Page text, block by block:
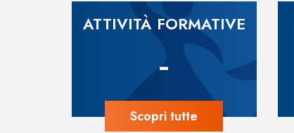
ATTIVITÀ FORMATIVE
-
Scopri tutte